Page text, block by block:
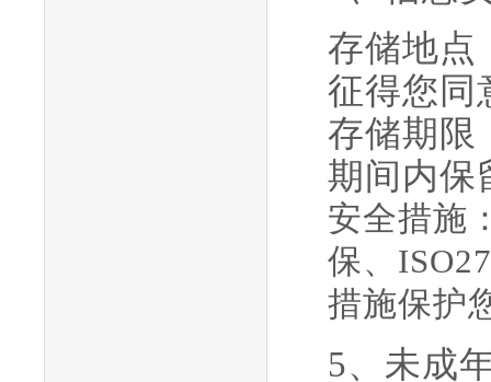
存储地点
征得您同
存储期限
期间内保
安全措施
保、
措施保护
5、未成